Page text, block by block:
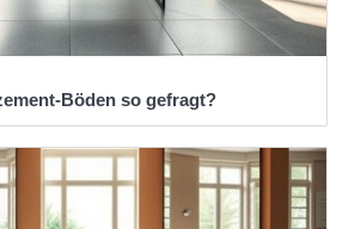
Böden so gefragt?